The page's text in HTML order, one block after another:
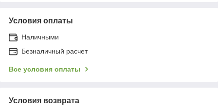
Условия оплаты
Наличными
Безналичный расчет
Все условия оплаты
Условия возврата